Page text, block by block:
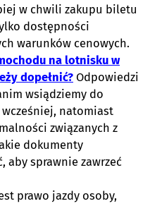
w chwili zakupu biletu
dostępności
warunków cenowych.
na lotnisku w
dopełnić? Odpowiedzi
wsiądziemy do
natomiast
związanych z
dokumenty
aby sprawnie zawrzeć
prawo jazdy osoby,